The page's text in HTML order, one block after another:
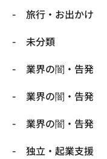
旅行・お出かけ
未分類
業界の闇・告発
業界の闇・告発
業界の闇・告発
独立・起業支援